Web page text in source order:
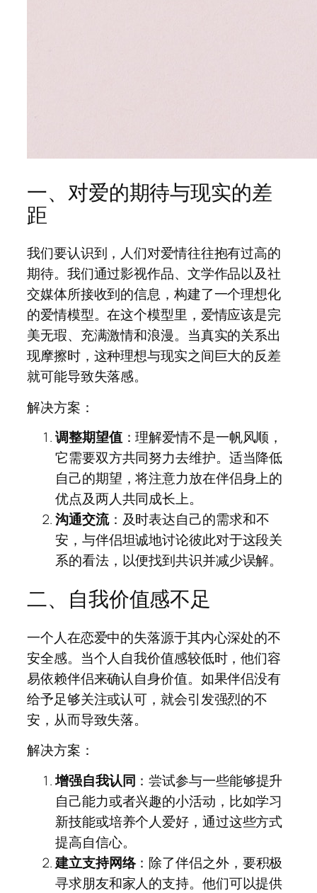
一、对爱的期待与现实的差
距
我们要认识到，人们对爱情往往抱有过高的
期待。我们通过影视作品、文学作品以及社
交媒体所接收到的信息，构建了一个理想化
的爱情模型。在这个模型里，爱情应该是完
美无瑕、充满激情和浪漫。当真实的关系出
现摩擦时，这种理想与现实之间巨大的反差
就可能导致失落感。
解决方案：
调整期望值：理解爱情不是一帆风顺，
它需要双方共同努力去维护。适当降低
自己的期望，将注意力放在伴侣身上的
优点及两人共同成长上。
沟通交流：及时表达自己的需求和不
安，与伴侣坦诚地讨论彼此对于这段关
系的看法，以便找到共识并减少误解。
二、自我价值感不足
一个人在恋爱中的失落源于其内心深处的不
安全感。当个人自我价值感较低时，他们容
易依赖伴侣来确认自身价值。如果伴侣没有
给予足够关注或认可，就会引发强烈的不
安，从而导致失落。
解决方案：
增强自我认同 ：尝试参与一些能够提升
自己能力或者兴趣的小活动，比如学习
新技能或培养个人爱好，通过这些方式
提高自信心。
建立支持网络：除了伴侣之外，要积极
寻求朋友和家人的支持。他们可以提供